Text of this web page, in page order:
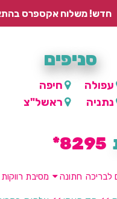
חדש! משלוח אקספרס בהתאם לרשימת היישובים – עד 2 ימי עסקים, ועד 4
סניפים
עפולה
חיפה
נתניה
ראשל"צ
8295*
לבריכה חתונה מסיבת רווקות